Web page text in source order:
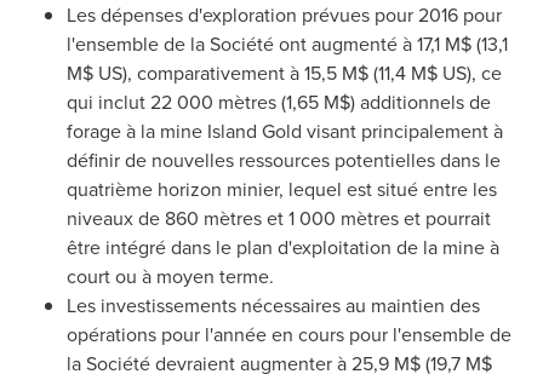
Les dépenses d'exploration prévues pour 2016 pour
l'ensemble de la Société ont augmenté à 17,1 M$ (13,1
M$ US), comparativement à 15,5 M$ (11,4 M$ US), ce
qui inclut 22 000 mètres (1,65 M$) additionnels de
forage à la mine Island Gold visant principalement à
définir de nouvelles ressources potentielles dans le
quatrième horizon minier, lequel est situé entre les
niveaux de 860 mètres et 1 000 mètres et pourrait
être intégré dans le plan d'exploitation de la mine à
court ou à moyen terme.
Les investissements nécessaires au maintien des
opérations pour l'année en cours pour l'ensemble de
la Société devraient augmenter à 25,9 M$ (19,7 M$